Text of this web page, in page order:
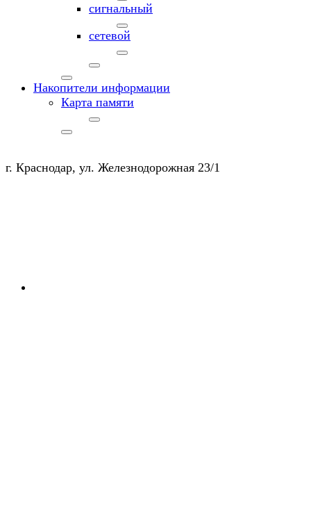
сигнальный
сетевой
Накопители информации
Карта памяти
г. Краснодар, ул. Железнодорожная 23/1